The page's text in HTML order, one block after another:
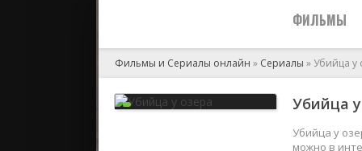
ФИЛЬМЫ
2024
Фильмы и Сериалы онлайн » Сериалы » Убийца у
Убийца
Убийца у
можно в